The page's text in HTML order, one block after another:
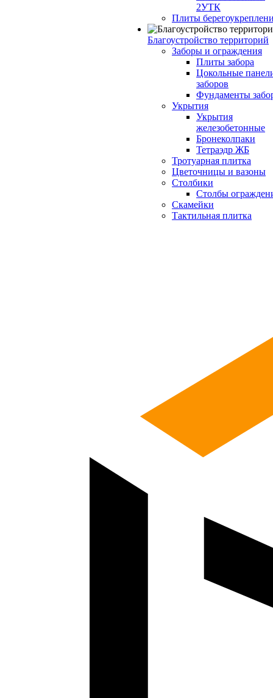
2УТК
Плиты
Благоустройство территорий
Заборы и ограждения
Плиты забора
Цокольные
заборов
Фундаменты
Укрытия
Укрытия
железобетонные
Бронеколпаки
Тетраэдр ЖБ
Тротуарная плитка
Цветочницы и вазоны
Столбики
Столбы
Скамейки
Тактильная плитка